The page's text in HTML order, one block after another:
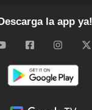
la app ya!